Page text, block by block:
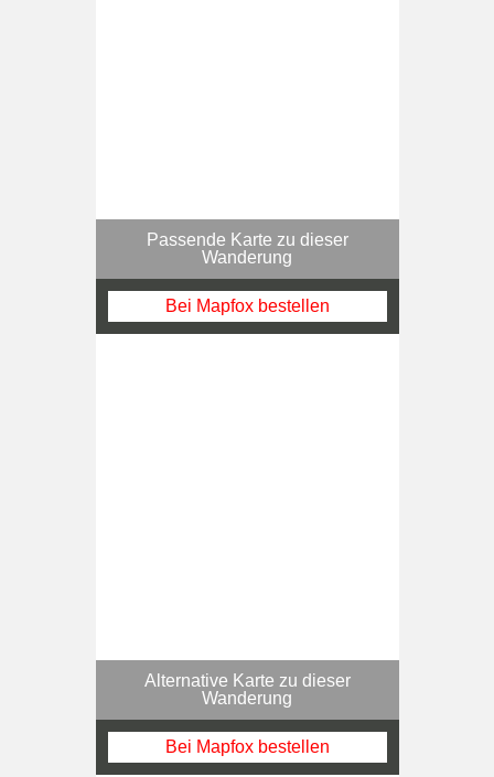
Passende Karte zu dieser
Wanderung
Bei Mapfox bestellen
Alternative Karte zu dieser
Wanderung
Bei Mapfox bestellen